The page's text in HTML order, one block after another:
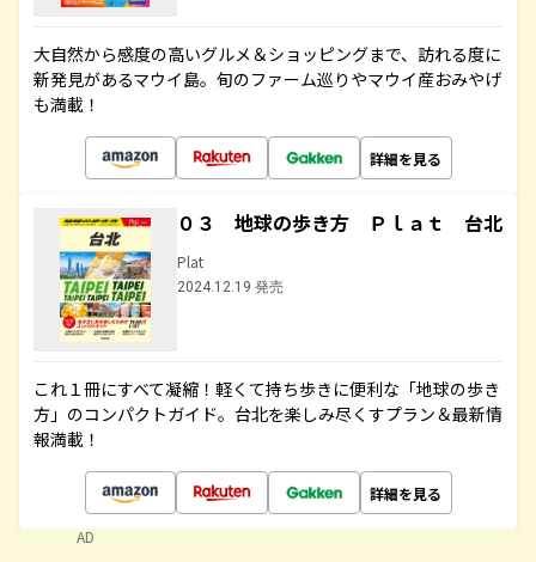
大自然から感度の高いグルメ＆ショッピングまで、訪れる度に
新発見があるマウイ島。旬のファーム巡りやマウイ産おみやげ
も満載！
詳細を見る
０３ 地球の歩き方 Ｐｌａｔ 台北
Plat
2024.12.19 発売
これ１冊にすべて凝縮！軽くて持ち歩きに便利な「地球の歩き
方」のコンパクトガイド。台北を楽しみ尽くすプラン＆最新情
報満載！
詳細を見る
AD